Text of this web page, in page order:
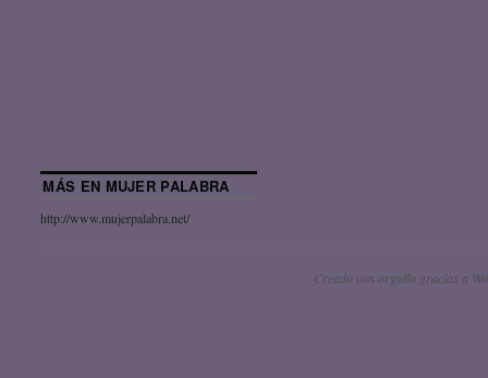
MÁS EN MUJER PALABRA
http://www.mujerpalabra.net/
Creado con orgullo gracias a